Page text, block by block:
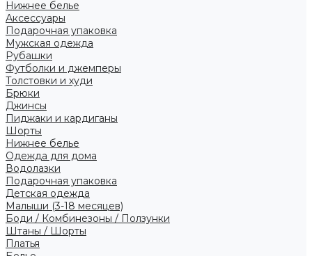
Нижнее белье
Аксессуары
Подарочная упаковка
Мужская одежда
Рубашки
Футболки и джемперы
Толстовки и худи
Брюки
Джинсы
Пиджаки и кардиганы
Шорты
Нижнее белье
Одежда для дома
Водолазки
Подарочная упаковка
Детская одежда
Малыши (3-18 месяцев)
Боди / Комбинезоны / Ползунки
Штаны / Шорты
Платья